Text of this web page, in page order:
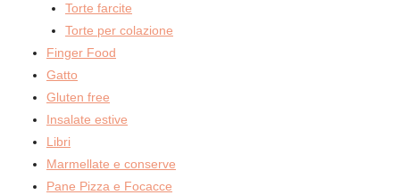
Torte farcite
Torte per colazione
Finger Food
Gatto
Gluten free
Insalate estive
Libri
Marmellate e conserve
Pane Pizza e Focacce